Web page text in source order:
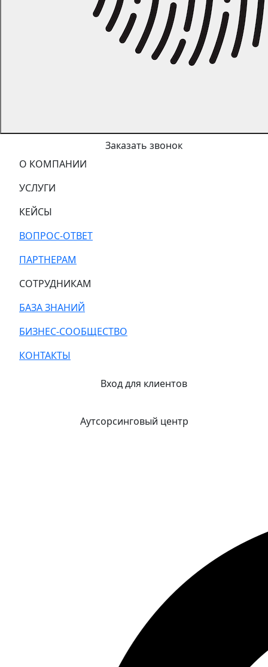
Заказать звонок
О КОМПАНИИ
УСЛУГИ
КЕЙСЫ
ВОПРОС-ОТВЕТ
ПАРТНЕРАМ
СОТРУДНИКАМ
БАЗА ЗНАНИЙ
БИЗНЕС-СООБЩЕСТВО
КОНТАКТЫ
Вход для клиентов
Аутсорсинговый центр